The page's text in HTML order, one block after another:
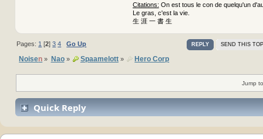
Citations: On est tous le con de quelqu'un
Le gras, c'est la vie.
生 涯 一 書 生
REPLY SEND THIS
Pages: 1 [2]3 4 Go Up
Noisen » Nao» Spaamelott» Hero Corp
Jump
Quick Reply